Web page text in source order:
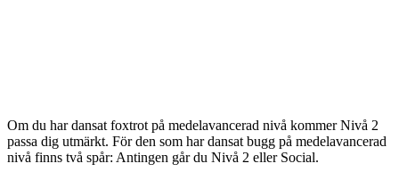
Om du har dansat foxtrot på medelavancerad nivå kommer Nivå 2
passa dig utmärkt. För den som har dansat bugg på medelavancerad
nivå finns två spår: Antingen går du Nivå 2 eller Social.